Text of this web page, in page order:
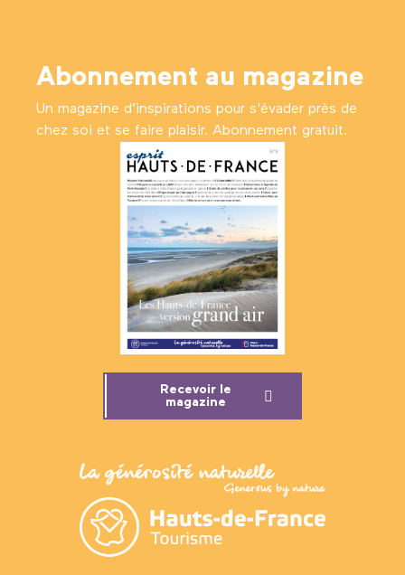
Abonnement au magazine
Un magazine d’inspirations pour s'évader près de
chez soi et se faire plaisir. Abonnement gratuit.
Recevoir le
magazine